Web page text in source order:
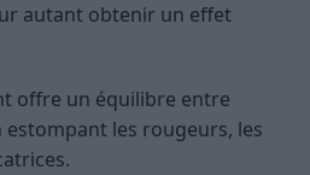
autant obtenir un effet
offre un équilibre entre
les rougeurs, les